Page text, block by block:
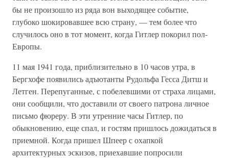
бы не произошло из ряда вон выходящее событие,
глубоко шокировавшее всю страну, — тем более что
случилось оно в тот момент, когда Гитлер покорил пол-
Европы.
11 мая 1941 года, приблизительно в 10 часов утра, в
Бергхофе появились адъютанты Рудольфа Гесса Дитш и
Летген. Перепуганные, с побелевшими от страха лицами,
они сообщили, что доставили от своего патрона личное
письмо фюреру. В эти утренние часы Гитлер, по
обыкновению, еще спал, и гостям пришлось дожидаться в
приемной. Когда пришел Шпеер с охапкой
архитектурных эскизов, приехавшие попросили